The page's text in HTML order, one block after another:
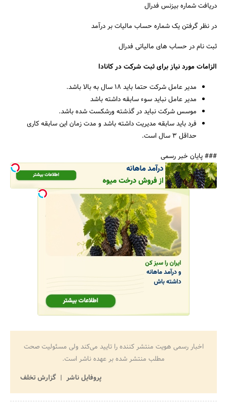
دریافت شماره بیزنس فدرال
در نظر گرفتن یک شماره حساب مالیات بر درآمد
ثبت نام در حساب های مالیاتی فدرال
الزامات مورد نیاز برای ثبت شرکت در کانادا
مدیر عامل شرکت حتما باید ۱۸ سال به بالا باشد.
مدیر عامل نباید سوء سابقه داشته باشد
موسس شرکت نباید در گذشته ورشکست شده باشد.
فرد باید سابقه مدیریت داشته باشد و مدت زمان این سابقه کاری
حداقل ۳ سال است.
### پایان خبر رسمی
اخبار رسمی هویت منتشر کننده را تایید می‌کند ولی مسئولیت صحت
مطلب منتشر شده بر عهده ناشر است.
پروفایل ناشر
گزارش تخلف